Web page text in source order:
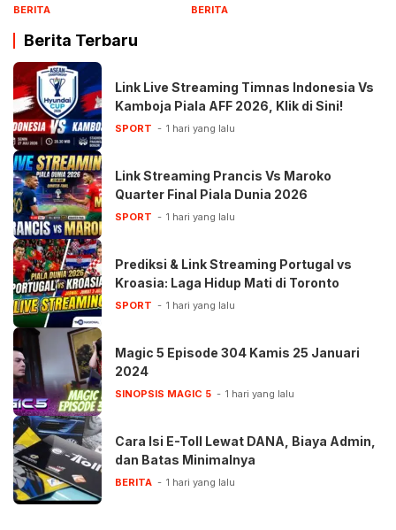
BERITA BERITA
Berita Terbaru
Link Live Streaming Timnas Indonesia Vs
Kamboja Piala AFF 2026, Klik di Sini!
SPORT 1 hari yang lalu
Link Streaming Prancis Vs Maroko
Quarter Final Piala Dunia 2026
SPORT 1 hari yang lalu
Prediksi & Link Streaming Portugal vs
Kroasia: Laga Hidup Mati di Toronto
SPORT 1 hari yang lalu
Magic 5 Episode 304 Kamis 25 Januari
2024
SINOPSIS MAGIC 5 1 hari yang lalu
Cara Isi E-Toll Lewat DANA, Biaya Admin,
dan Batas Minimalnya
BERITA 1 hari yang lalu